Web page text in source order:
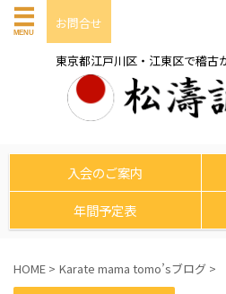
お問合せ
東京都江戸川区・江東区で稽古
入会のご案内
年間予定表
HOME > Karate mama tomo’sブログ >